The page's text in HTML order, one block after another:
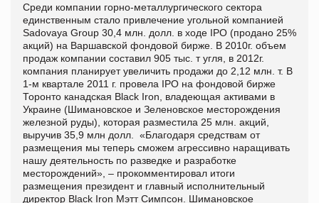
Среди компании горно-металлургического сектора
единственным стало привлечение угольной компанией
Sadovaya Group 30,4 млн. долл. в ходе IPO (продано 25%
акций) на Варшавской фондовой бирже. В 2010г. объем
продаж компании составил 905 тыс. т угля, в 2012г.
компания планирует увеличить продажи до 2,12 млн. т. В
1-м квартале 2011 г. провела IPO на фондовой бирже
Торонто канадская Black Iron, владеющая активами в
Украине (Шимановское и Зеленовское месторождения
железной руды), которая разместила 25 млн. акций,
выручив 35,9 млн долл. «Благодаря средствам от
размещения мы теперь сможем агрессивно наращивать
нашу деятельность по разведке и разработке
месторождений», – прокомментировал итоги
размещения президент и главный исполнительный
директор Black Iron Мэтт Симпсон. Шимановское